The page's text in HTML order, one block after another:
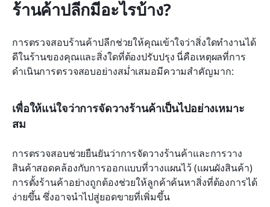
ร้านค้าปลีกมีอะไรบ้าง?
การตรวจสอบร้านค้าปลีกช่วยให้คุณเข้าใจว่าสิ่งใดทำงานได้
ดีในร้านของคุณและสิ่งใดที่ต้องปรับปรุง นี่คือเหตุผลที่การ
ดำเนินการตรวจสอบอย่างสม่ำเสมอมีความสำคัญมาก:
เพื่อให้แน่ใจว่าการจัดวางร้านค้าเป็นไปอย่างเหมาะ
สม
การตรวจสอบช่วยยืนยันว่าการจัดวางร้านค้าและการวาง
สินค้าสอดคล้องกับการออกแบบที่วางแผนไว้ (แผนผังสินค้า)
การตั้งร้านค้าอย่างถูกต้องช่วยให้ลูกค้าค้นหาสิ่งที่ต้องการได้
ง่ายขึ้น ซึ่งอาจนำไปสู่ยอดขายที่เพิ่มขึ้น